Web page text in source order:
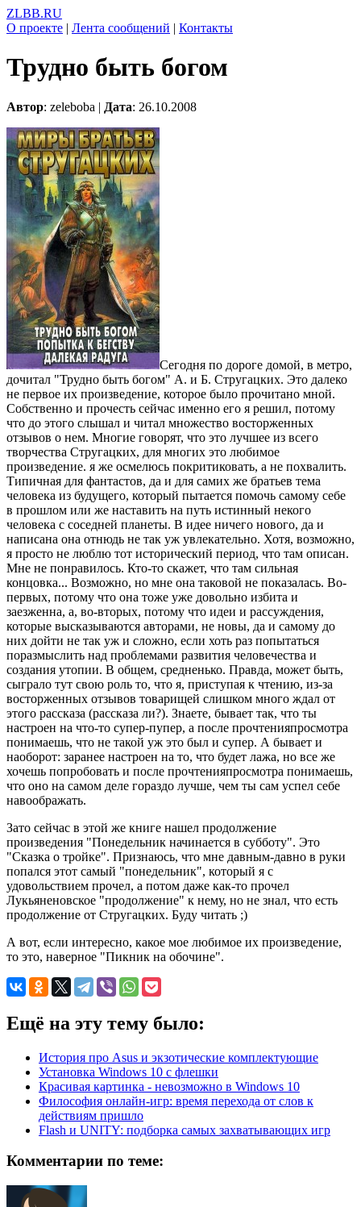
ZLBB.RU
О проекте | Лента сообщений | Контакты
Трудно быть богом
Автор: zeleboba | Дата: 26.10.2008
Сегодня по дороге домой, в метро,
дочитал "Трудно быть богом" А. и Б. Стругацких. Это далеко
не первое их произведение, которое было прочитано мной.
Собственно и прочесть сейчас именно его я решил, потому
что до этого слышал и читал множество восторженных
отзывов о нем. Многие говорят, что это лучшее из всего
творчества Стругацких, для многих это любимое
произведение. я же осмелюсь покритиковать, а не похвалить.
Типичная для фантастов, да и для самих же братьев тема
человека из будущего, который пытается помочь самому себе
в прошлом или же наставить на путь истинный некого
человека с соседней планеты. В идее ничего нового, да и
написана она отнюдь не так уж увлекательно. Хотя, возможно,
я просто не люблю тот исторический период, что там описан.
Мне не понравилось. Кто-то скажет, что там сильная
концовка... Возможно, но мне она таковой не показалась. Во-
первых, потому что она тоже уже довольно избита и
заезженна, а, во-вторых, потому что идеи и рассуждения,
которые высказываются авторами, не новы, да и самому до
них дойти не так уж и сложно, если хоть раз попытаться
поразмыслить над проблемами развития человечества и
создания утопии. В общем, средненько. Правда, может быть,
сыграло тут свою роль то, что я, приступая к чтению, из-за
восторженных отзывов товарищей слишком много ждал от
этого рассказа (рассказа ли?). Знаете, бывает так, что ты
настроен на что-то супер-пупер, а после прочтенияпросмотра
понимаешь, что не такой уж это был и супер. А бывает и
наоборот: заранее настроен на то, что будет лажа, но все же
хочешь попробовать и после прочтенияпросмотра понимаешь,
что оно на самом деле гораздо лучше, чем ты сам успел себе
навоображать.
Зато сейчас в этой же книге нашел продолжение
произведения "Понедельник начинается в субботу". Это
"Сказка о тройке". Признаюсь, что мне давным-давно в руки
попался этот самый "понедельник", который я с
удовольствием прочел, а потом даже как-то прочел
Лукьяненовское "продолжение" к нему, но не знал, что есть
продолжение от Стругацких. Буду читать ;)
А вот, если интересно, какое мое любимое их произведение,
то это, наверное "Пикник на обочине".
Ещё на эту тему было:
История про Asus и экзотические комплектующие
Установка Windows 10 с флешки
Красивая картинка - невозможно в Windows 10
Философия онлайн-игр: время перехода от слов к
действиям пришло
Flash и UNITY: подборка самых захватывающих игр
Комментарии по теме: